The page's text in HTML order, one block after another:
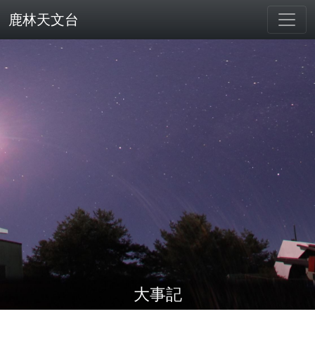
鹿林天文台
大事記